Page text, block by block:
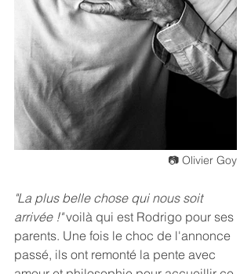
📷 Olivier Goy
"La plus belle chose qui nous soit
arrivée !" voilà qui est Rodrigo pour ses
parents. Une fois le choc de l'annonce
passé, ils ont remonté la pente avec